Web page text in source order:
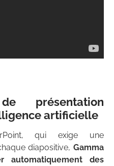
présentation
artificielle
qui exige une
diapositive, Gamma
automatiquement des